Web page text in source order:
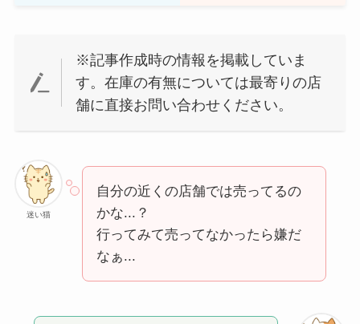
※記事作成時の情報を掲載していま
す。在庫の有無については最寄りの店
舗に直接お問い合わせください。
迷い猫
自分の近くの店舗では売ってるの
かな...？
行ってみて売ってなかったら嫌だ
なぁ...